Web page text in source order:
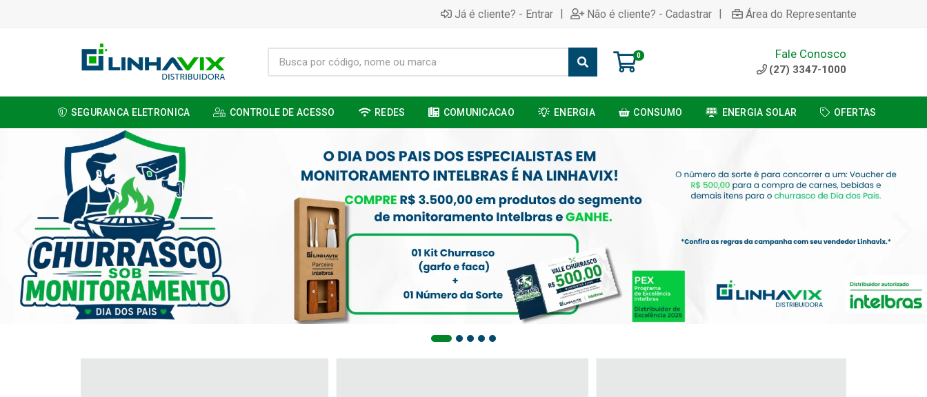
Já é cliente? - Entrar | Não é cliente? - Cadastrar | Área do Representante
0 Fale Conosco
(27) 3347-1000
SEGURANCA ELETRONICA CONTROLE DE ACESSO REDES COMUNICACAO ENERGIA CONSUMO ENERGIA SOLAR OFERTAS